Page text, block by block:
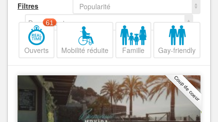
Filtres
Popularité
Decroissant
Ouverts
61
Mobilité réduite Famille Gay-friendly
Coup de coeur